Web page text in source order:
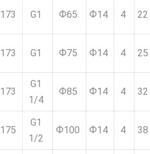
173 G1 Ф65 Ф14 4 22
173 G1 Ф75 Ф14 4 25
173
G1
1/4
Ф85 Ф14 4 32
175
G1
1/2
Ф100 Ф14 4 38